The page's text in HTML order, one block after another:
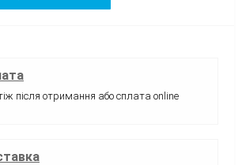
після отримання або сплата online